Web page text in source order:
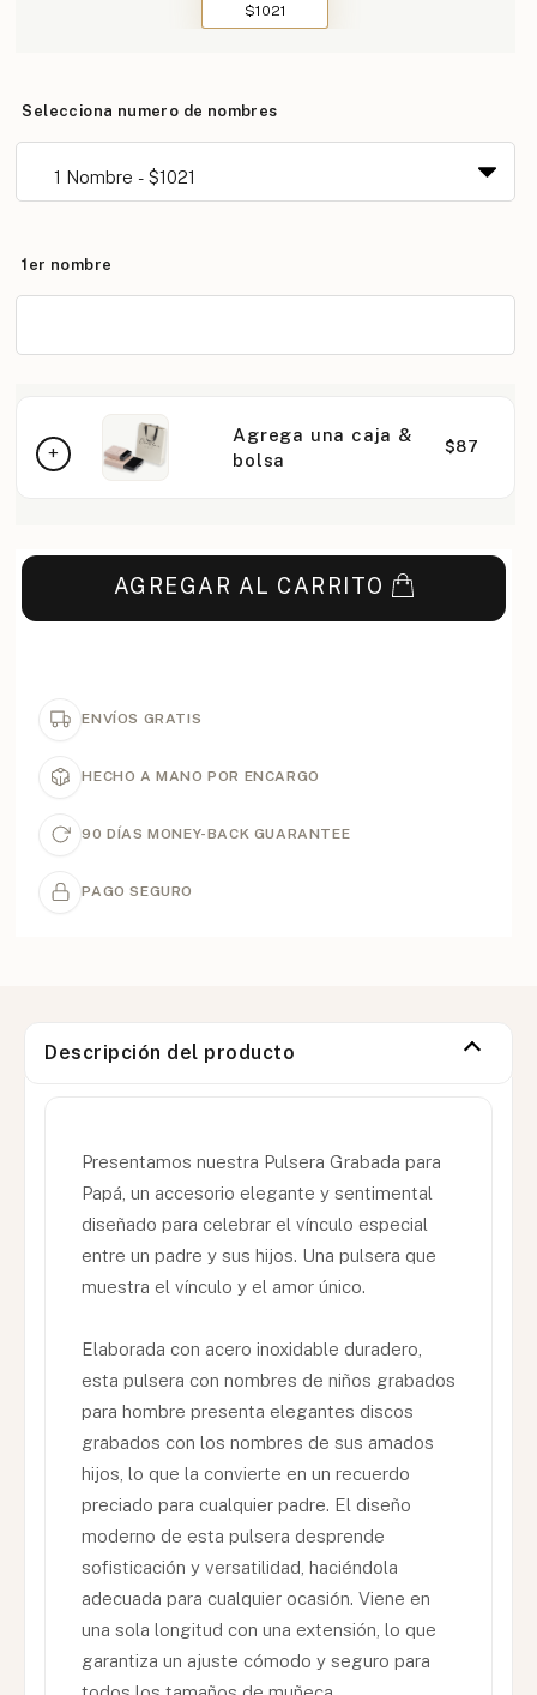
$1021
Selecciona numero de nombres
1er nombre
Agrega una caja &
bolsa
$87
AGREGAR AL CARRITO
ENVÍOS GRATIS
HECHO A MANO POR ENCARGO
90 DÍAS MONEY-BACK GUARANTEE
PAGO SEGURO
Descripción del producto
Presentamos nuestra Pulsera Grabada para
Papá, un accesorio elegante y sentimental
diseñado para celebrar el vínculo especial
entre un padre y sus hijos. Una pulsera que
muestra el vínculo y el amor único.
Elaborada con acero inoxidable duradero,
esta pulsera con nombres de niños grabados
para hombre presenta elegantes discos
grabados con los nombres de sus amados
hijos, lo que la convierte en un recuerdo
preciado para cualquier padre. El diseño
moderno de esta pulsera desprende
sofisticación y versatilidad, haciéndola
adecuada para cualquier ocasión. Viene en
una sola longitud con una extensión, lo que
garantiza un ajuste cómodo y seguro para